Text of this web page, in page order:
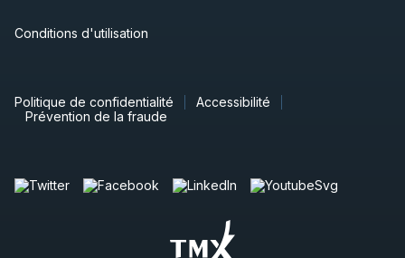
Conditions d'utilisation
Politique de confidentialité
Accessibilité
Prévention de la fraude